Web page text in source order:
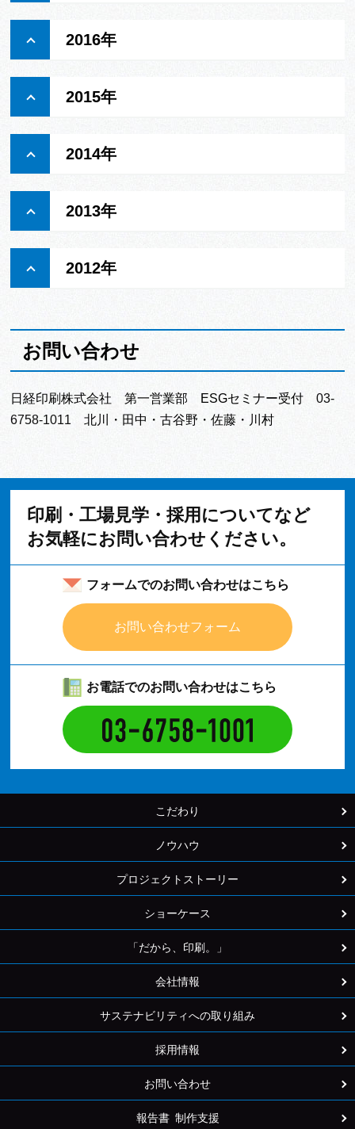
2016年
2015年
2014年
2013年
2012年
お問い合わせ
日経印刷株式会社 第一営業部 ESGセミナー受付03-
6758-1011 北川・田中・古谷野・佐藤・川村
印刷・工場見学・採用についてなど
お気軽にお問い合わせください。
フォームでのお問い合わせはこちら
お問い合わせフォーム
お電話でのお問い合わせはこちら
こだわり
ノウハウ
プロジェクトストーリー
ショーケース
「だから、印刷。」
会社情報
サステナビリティへの取り組み
採用情報
お問い合わせ
報告書 制作支援